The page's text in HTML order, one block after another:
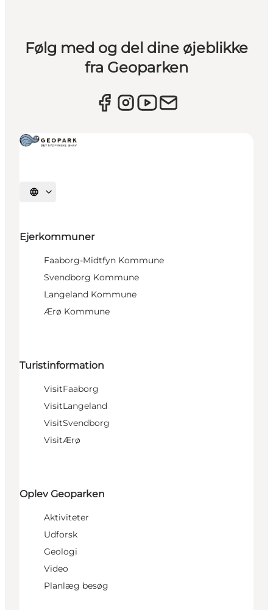
Følg med og del dine øjeblikke
fra Geoparken
Vælg sprog
Ejerkommuner
Faaborg-Midtfyn Kommune
Svendborg Kommune
Langeland Kommune
Ærø Kommune
Turistinformation
VisitFaaborg
VisitLangeland
VisitSvendborg
VisitÆrø
Oplev Geoparken
Aktiviteter
Udforsk
Geologi
Video
Planlæg besøg